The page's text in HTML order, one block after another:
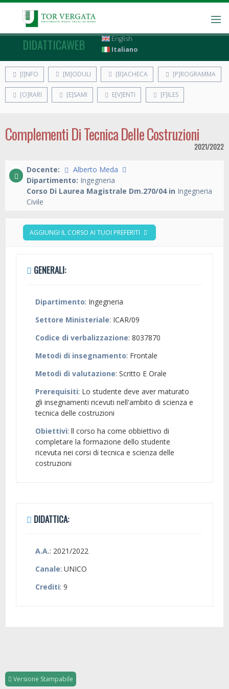
DIDATTICAWEB
English
Italiano
[I]NFO [M]ODULI [B]ACHECA [P]ROGRAMMA
[O]RARI [E]SAMI E[V]ENTI [F]ILES
Complementi Di Tecnica Delle Costruzioni
2021/2022
Docente:
Alberto Meda
Dipartimento: Ingegneria
Corso Di Laurea Magistrale Dm.270/04 in Ingegneria
Civile
AGGIUNGI IL CORSO AI TUOI PREFERITI
GENERALI:
Dipartimento: Ingegneria
Settore Ministeriale: ICAR/09
Codice di verbalizzazione: 8037870
Metodi di insegnamento: Frontale
Metodi di valutazione: Scritto E Orale
Prerequisiti: Lo studente deve aver maturato
gli insegnamenti ricevuti nell'ambito di scienza e
tecnica delle costruzioni
Obiettivi: ll corso ha come obbiettivo di
completare la formazione dello studente
ricevuta nei corsi di tecnica e scienza delle
costruzioni
DIDATTICA:
A.A.: 2021/2022
Canale: UNICO
Crediti: 9
Versione Stampabile